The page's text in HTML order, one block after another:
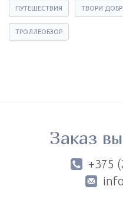
ПУТЕШЕСТВИЯ ТВОРИ
ТРОЛЛЕОБЗОР
Заказ
+375